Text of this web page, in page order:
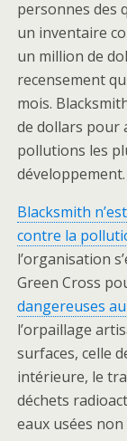
personnes des
un inventaire
un million de
recensement
mois.
de dollars pour
pollutions les
développement.
Blacksmith
contre la
l’organisation
Green Cross
dangereuses
l’orpaillage
surfaces, celle
intérieure, le
déchets
eaux usées